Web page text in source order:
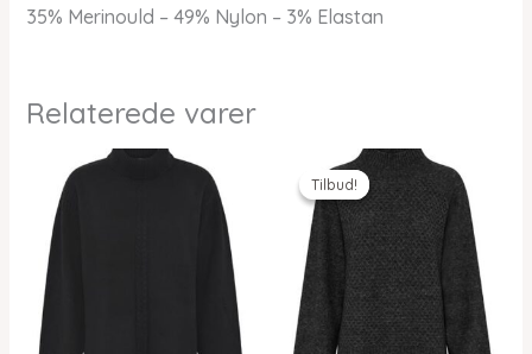
35% Merinould – 49% Nylon – 3% Elastan
Relaterede varer
Tilbud!
Tilbud!